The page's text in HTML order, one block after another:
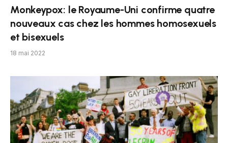
Monkeypox: le Royaume-Uni confirme quatre
nouveaux cas chez les hommes homosexuels
et bisexuels
18 mai 2022